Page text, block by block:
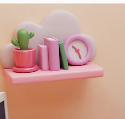
kreative Plattform, um deine beste
zu verwirklichen. Mehr als 1 Million
unter Kreativen, Unternehmen,
und Studios.
Deutsch